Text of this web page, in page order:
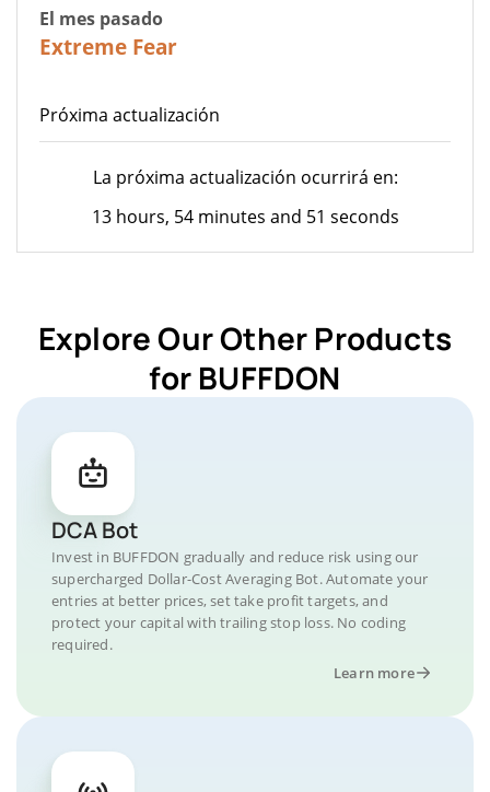
El mes pasado
Extreme Fear
Próxima actualización
La próxima actualización ocurrirá en:
13 hours, 54 minutes and 51 seconds
Explore Our Other Products
for BUFFDON
DCA Bot
Invest in BUFFDON gradually and reduce risk using our
supercharged Dollar-Cost Averaging Bot. Automate your
entries at better prices, set take profit targets, and
protect your capital with trailing stop loss. No coding
required.
Learn more